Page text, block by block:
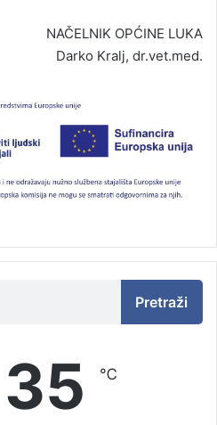
NAČELNIK OPĆINE LUKA
Darko Kralj, dr.vet.med.
Pretraži
35 ℃